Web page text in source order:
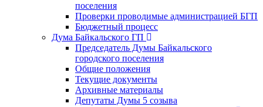
поселения
Проверки проводимые администрацией БГП
Бюджетный процесс
Дума Байкальского ГП
Председатель Думы Байкальского
городского поселения
Общие положения
Текущие документы
Архивные материалы
Депутаты Думы 5 созыва